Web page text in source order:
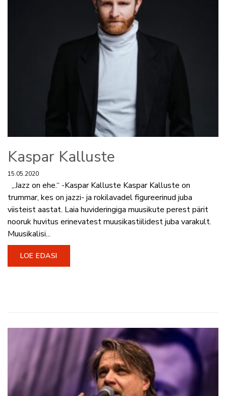
Kaspar Kalluste
15.05.2020
„Jazz on ehe.“ -Kaspar Kalluste Kaspar Kalluste on
trummar, kes on jazzi- ja rokilavadel figureerinud juba
viisteist aastat. Laia huvideringiga muusikute perest pärit
nooruk huvitus erinevatest muusikastiilidest juba varakult.
Muusikalisi...
LOE EDASI